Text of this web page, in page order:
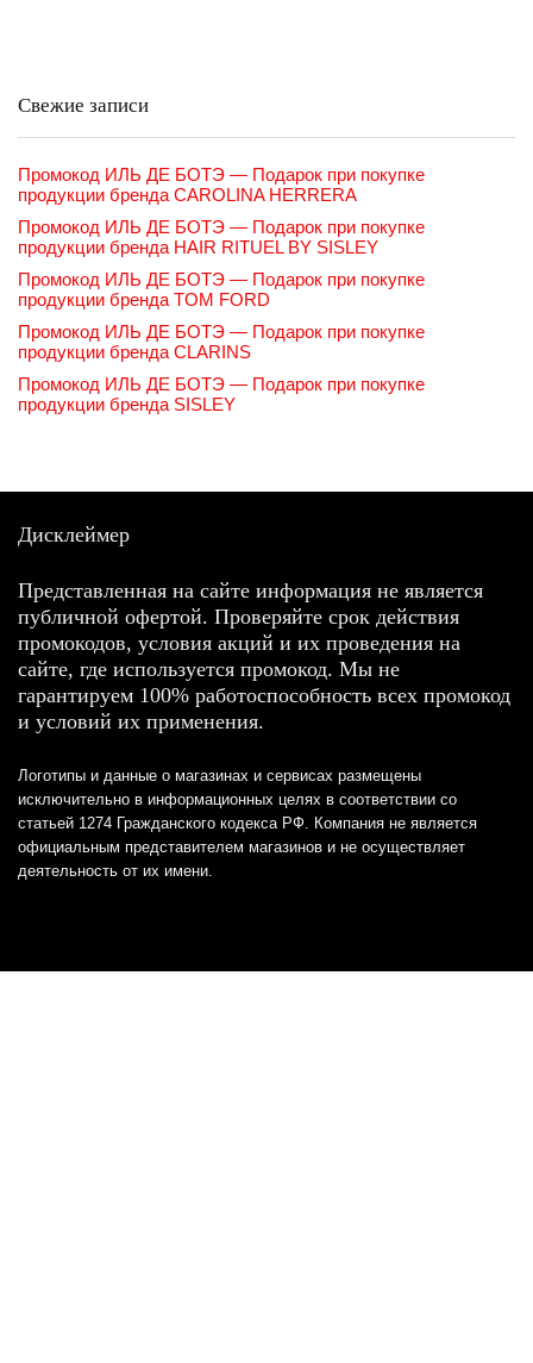
Свежие записи
Промокод ИЛЬ ДЕ БОТЭ — Подарок при покупке
продукции бренда CAROLINA HERRERA
Промокод ИЛЬ ДЕ БОТЭ — Подарок при покупке
продукции бренда HAIR RITUEL BY SISLEY
Промокод ИЛЬ ДЕ БОТЭ — Подарок при покупке
продукции бренда TOM FORD
Промокод ИЛЬ ДЕ БОТЭ — Подарок при покупке
продукции бренда CLARINS
Промокод ИЛЬ ДЕ БОТЭ — Подарок при покупке
продукции бренда SISLEY
Дисклеймер
Представленная на сайте информация не является
публичной офертой. Проверяйте срок действия
промокодов, условия акций и их проведения на
сайте, где используется промокод. Мы не
гарантируем 100% работоспособность всех промокод
и условий их применения.
Логотипы и данные о магазинах и сервисах размещены
исключительно в информационных целях в соответствии со
статьей 1274 Гражданского кодекса РФ. Компания не является
официальным представителем магазинов и не осуществляет
деятельность от их имени.